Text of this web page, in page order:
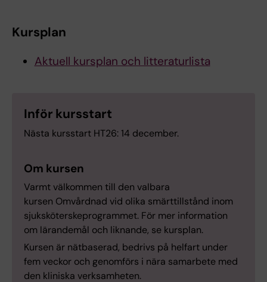
Kursplan
Aktuell kursplan och litteraturlista
Inför kursstart
Nästa kursstart HT26: 14 december.
Om kursen
Varmt välkommen till den valbara
kursen Omvårdnad vid olika smärttillstånd inom
sjuksköterskeprogrammet. För mer information
om lärandemål och liknande, se kursplan.
Kursen är nätbaserad, bedrivs på helfart under
fem veckor och genomförs i nära samarbete med
den kliniska verksamheten.